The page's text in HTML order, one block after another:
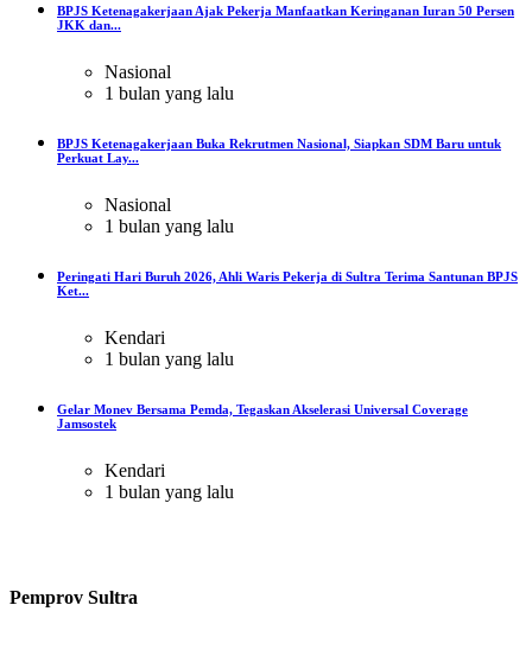
BPJS Ketenagakerjaan Ajak Pekerja Manfaatkan Keringanan Iuran 50 Persen
JKK dan...
Nasional
1 bulan yang lalu
BPJS Ketenagakerjaan Buka Rekrutmen Nasional, Siapkan SDM Baru untuk
Perkuat Lay...
Nasional
1 bulan yang lalu
Peringati Hari Buruh 2026, Ahli Waris Pekerja di Sultra Terima Santunan BPJS
Ket...
Kendari
1 bulan yang lalu
Gelar Monev Bersama Pemda, Tegaskan Akselerasi Universal Coverage
Jamsostek
Kendari
1 bulan yang lalu
Pemprov Sultra